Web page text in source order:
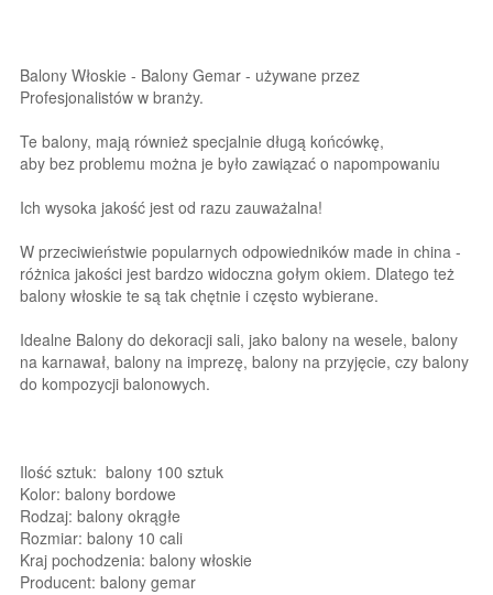
Balony Włoskie - Balony Gemar - używane przez
Profesjonalistów w branży.
Te balony, mają również specjalnie długą końcówkę,
aby bez problemu można je było zawiązać o napompowaniu
Ich wysoka jakość jest od razu zauważalna!
W przeciwieństwie popularnych odpowiedników made in china -
różnica jakości jest bardzo widoczna gołym okiem. Dlatego też
balony włoskie te są tak chętnie i często wybierane.
Idealne Balony do dekoracji sali, jako balony na wesele, balony
na karnawał, balony na imprezę, balony na przyjęcie, czy balony
do kompozycji balonowych.
Ilość sztuk: balony 100 sztuk
Kolor: balony bordowe
Rodzaj: balony okrągłe
Rozmiar: balony 10 cali
Kraj pochodzenia: balony włoskie
Producent: balony gemar